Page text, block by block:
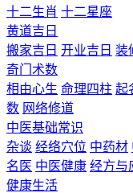
十二生肖 十二星座
黄道吉日
搬家吉日 开业吉日 装
奇门术数
相由心生 命理四柱 起
数 网络修道
中医基础常识
杂谈 经络穴位 中药材
名医 中医健康 经方与
健康生活